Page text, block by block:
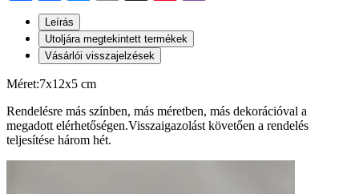
Leírás
Utoljára megtekintett termékek
Vásárlói visszajelzések
Méret:7x12x5 cm
Rendelésre más színben, más méretben, más dekorációval a
megadott elérhetőségen.Visszaigazolást követően a rendelés
teljesítése három hét.